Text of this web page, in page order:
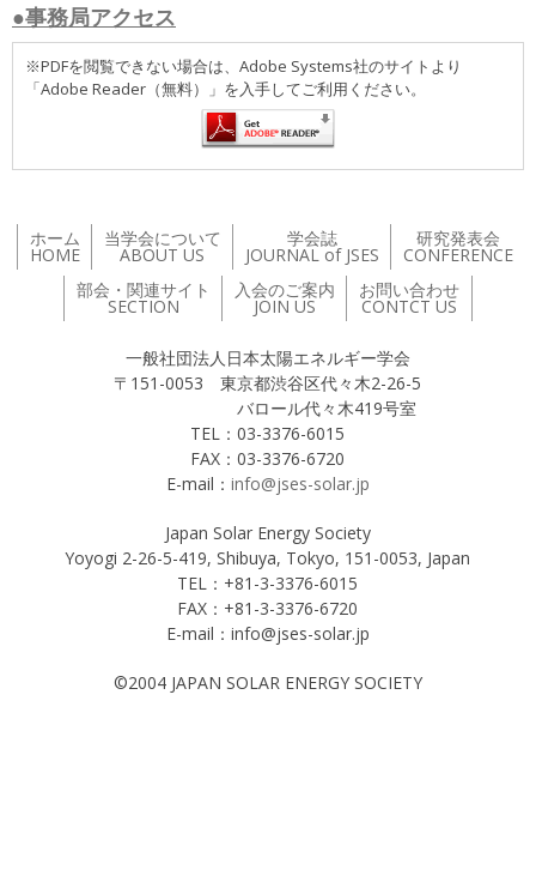
●事務局アクセス
※PDFを閲覧できない場合は、Adobe Systems社のサイトより
「Adobe Reader（無料）」を入手してご利用ください。
ホーム
HOME
当学会について
ABOUT US
学会誌
JOURNAL of JSES
研究発表会
CONFERENCE
部会・関連サイト
SECTION
入会のご案内
JOIN US
お問い合わせ
CONTCT US
一般社団法人日本太陽エネルギー学会
〒151-0053 東京都渋谷区代々木2-26-5
バロール代々木419号室
TEL：03-3376-6015
FAX：03-3376-6720
E-mail： info@jses-solar.jp
Japan Solar Energy Society
Yoyogi 2-26-5-419, Shibuya, Tokyo, 151-0053, Japan
TEL：+81-3-3376-6015
FAX：+81-3-3376-6720
E-mail：info@jses-solar.jp
©2004 JAPAN SOLAR ENERGY SOCIETY